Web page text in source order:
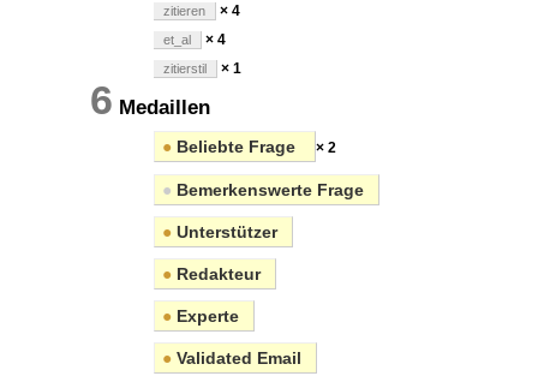
zitieren × 4
et_al × 4
zitierstil × 1
6 Medaillen
● Beliebte Frage × 2
● Bemerkenswerte Frage
● Unterstützer
● Redakteur
● Experte
● Validated Email